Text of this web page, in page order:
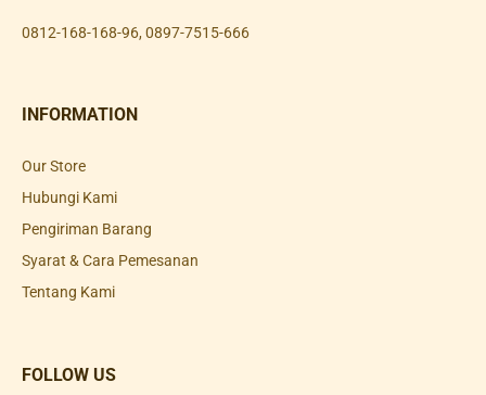
0812-168-168-96, 0897-7515-666
INFORMATION
Our Store
Hubungi Kami
Pengiriman Barang
Syarat & Cara Pemesanan
Tentang Kami
FOLLOW US